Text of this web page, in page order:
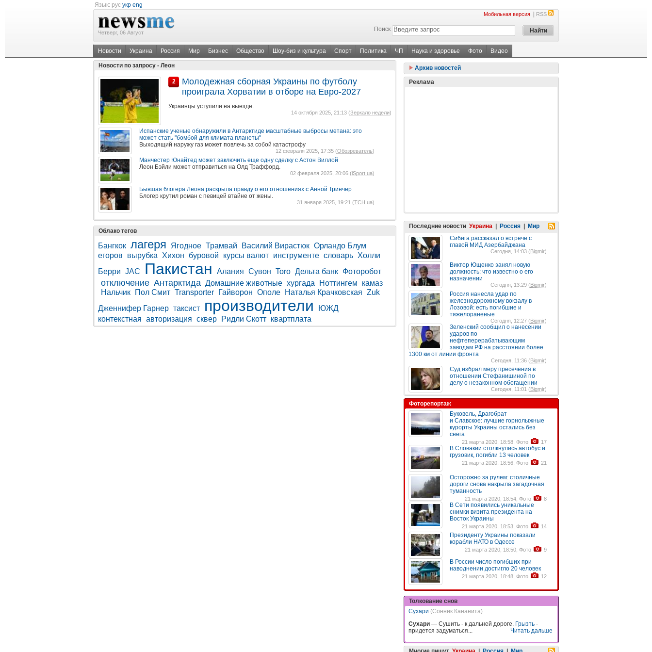
Язык: рус укр eng
Четверг, 06 Август
Мобильная версия RSS
Поиск
Новости Украина Россия Мир Бизнес Общество Шоу-биз и культура Спорт Политика ЧП Наука и здоровье Фото Видео
Новости по запросу - Леон
2
Молодежная сборная Украины по футболу
проиграла Хорватии в отборе на Евро-2027
Украинцы уступили на выезде.
14 октября 2025, 21:13 (Зеркало недели)
Испанские ученые обнаружили в Антарктиде масштабные выбросы метана: это
может стать "бомбой для климата планеты"
Выходящий наружу газ может повлечь за собой катастрофу
12 февраля 2025, 17:35 (Обозреватель)
Манчестер Юнайтед может заключить еще одну сделку с Астон Виллой
Леон Бэйли может отправиться на Олд Траффорд.
02 февраля 2025, 20:06 (iSport.ua)
Бывшая блогера Леона раскрыла правду о его отношениях с Анной Тринчер
Блогер крутил роман с певицей втайне от жены.
31 января 2025, 19:21 (ТСН.ua)
Облако тегов
Бангкок лагеря Ягодное Трамвай Василий Вирастюк Орландо Блум
егоров
вырубка Хихон буровой курсы валют инструменте словарь Холли
Берри JAC Пакистан Алания Сувон Toro Дельта банк Фоторобот
отключение Антарктида Домашние животные хургада Ноттингем
камаз
Нальчик
Пол Смит Transporter Гайворон Ополе Наталья Крачковская Zuk
Дженнифер Гарнер таксист производители
ЮЖД
контекстная авторизация сквер Ридли Скотт квартплата
Архив новостей
Реклама
Последние новости Украина Россия
Мир
Сибига рассказал о встрече с
главой МИД Азербайджана
Сегодня, 14:03 (Bigmir)
Виктор Ющенко занял новую
должность: что известно о его
назначении
Сегодня, 13:29 (Bigmir)
Россия нанесла удар по
железнодорожному вокзалу в
Лозовой: есть погибшие и
тяжелораненые
Сегодня, 12:27 (Bigmir)
Зеленский сообщил о нанесении
ударов по
нефтеперерабатывающим
заводам РФ на расстоянии более
1300 км от линии фронта
Сегодня, 11:36 (Bigmir)
Суд избрал меру пресечения в
отношении Стефанишиной по
делу о незаконном обогащении
Сегодня, 11:01 (Bigmir)
Фоторепортаж
Буковель, Драгобрат
и Славское: лучшие горнолыжные
курорты Украины остались без
снега
21 марта 2020, 18:58, Фото 17
В Словакии столкнулись автобус и
грузовик, погибли 13 человек
21 марта 2020, 18:56, Фото 21
Осторожно за рулем: столичные
дороги снова накрыла загадочная
туманность
21 марта 2020, 18:54, Фото 8
В Сети появились уникальные
снимки визита президента на
Восток Украины
21 марта 2020, 18:53, Фото 14
Президенту Украины показали
корабли НАТО в Одессе
21 марта 2020, 18:50, Фото 9
В России число погибших при
наводнении достигло 20 человек
21 марта 2020, 18:48, Фото 12
Толкование снов
Сухари (Сонник Кананита)
Сухари — Сушить - к дальней дороге. Грызть -
придется задуматься...
Читать дальше